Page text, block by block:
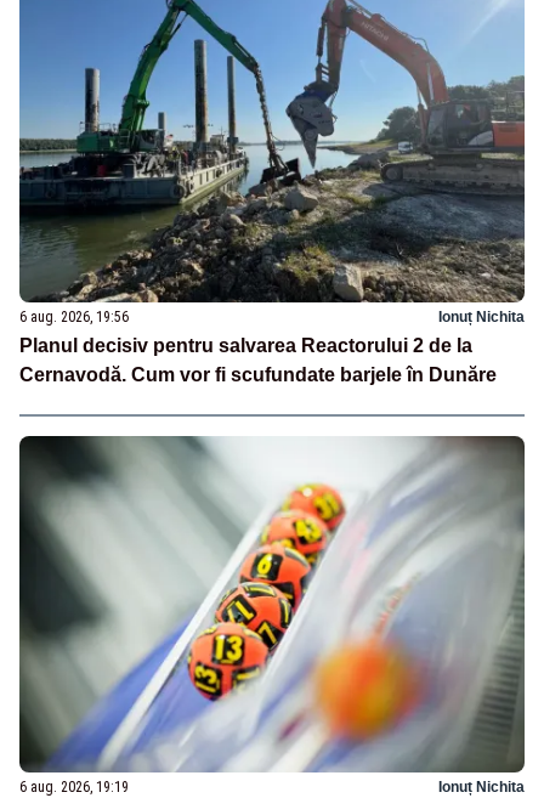
6 aug. 2026, 19:56 Ionuț Nichita
Planul decisiv pentru salvarea Reactorului 2 de la
Cernavodă. Cum vor fi scufundate barjele în Dunăre
6 aug. 2026, 19:19 Ionuț Nichita